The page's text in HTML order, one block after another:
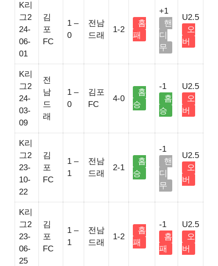
K리
그2
24-
06-
01
김
포
FC
1 –
0
전남
드래
1-2
홈
패
+1
핸
디
무
U2.5
오
버
K리
그2
24-
03-
09
전
남
드
래
1 –
0
김포
FC
4-0
홈
승
-1
홈
승
U2.5
오
버
K리
그2
23-
10-
22
김
포
FC
1 –
1
전남
드래
2-1
홈
승
-1
핸
디
무
U2.5
오
버
K리
그2
23-
06-
25
김
포
FC
1 –
1
전남
드래
1-2
홈
패
-1
홈
패
U2.5
오
버